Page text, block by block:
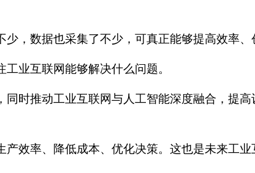
，数据也采集了不少，可真正能够提高效率、
业互联网能够解决什么问题。
时推动工业互联网与人工智能深度融合，提
效率、降低成本、优化决策。这也是未来工业